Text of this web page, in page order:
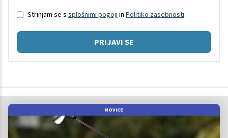
Strinjam se s splošnimi pogoji in Politiko zasebnosti.
PRIJAVI SE
NOVICE